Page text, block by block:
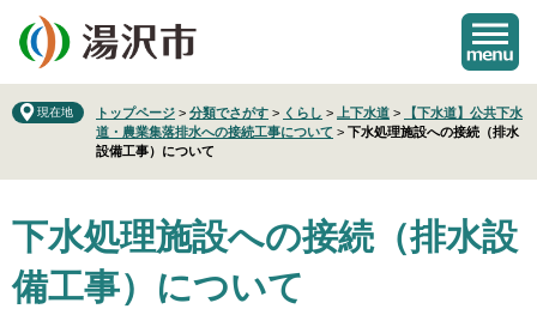
の
先
ー
を
へ
現在地 トップページ > 分類でさがす > くらし > 上下水道 >
【下水道】公共下水
道・農業集落排水への接続工事について > 下水処理施設への接続（排水
設備工事）について
文
下水処理施設への接続（排水設
備工事）について